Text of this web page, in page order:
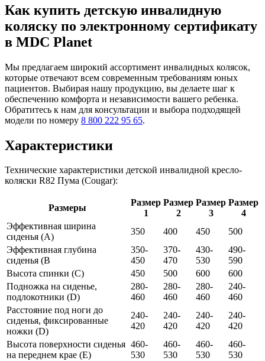
Как купить детскую инвалидную
коляску по электронному сертификату
в MDC Planet
Мы предлагаем широкий ассортимент инвалидных колясок,
которые отвечают всем современным требованиям юных
пациентов. Выбирая нашу продукцию, вы делаете шаг к
обеспечению комфорта и независимости вашего ребенка.
Обратитесь к нам для консультации и выбора подходящей
модели по номеру 8 800 222 95 65.
Характеристики
Технические характеристики детской инвалидной кресло-
коляски R82 Пума (Cougar):
Размеры
Размер
1
Размер
2
Размер
3
Размер
4
Эффективная ширина
сиденья (A)
350 400 450
500
Эффективная глубина
сиденья (B
350-
450
370-
470
430-
530
490-
590
Высота спинки (C)
450 500 600
600
Подножка на сиденье,
подлокотники (D)
280-
460
280-
460
280-
460
240-
460
Расстояние под ноги до
сиденья, фиксированные
ножки (D)
240-
420
240-
420
240-
420
240-
420
Высота поверхности сиденья
на переднем крае (E)
460-
530
460-
530
460-
530
460-
530